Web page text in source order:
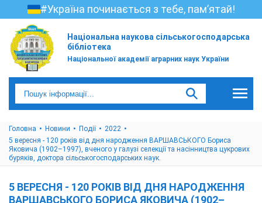
#Україна починається з тебе, пам’ятай!
Національна наукова сільськогосподарська
бібліотека
Національної академії аграрних наук України
Головна Новини Події
2022
5 вересня - 120 років від дня народження ВАРШАВСЬКОГО Бориса
Яковича (1902–1997), вченого у галузі селекції та насінництва цукрових
буряків, доктора сільськогосподарських наук.
5 ВЕРЕСНЯ - 120 РОКІВ ВІД ДНЯ НАРОДЖЕННЯ
ВАРШАВСЬКОГО БОРИСА ЯКОВИЧА (1902–